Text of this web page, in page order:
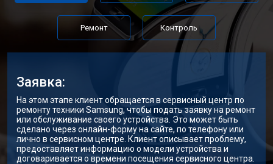
Ремонт Контроль
Заявка:
На этом этапе клиент обращается в сервисный центр по
ремонту техники Samsung, чтобы подать заявку на ремонт
или обслуживание своего устройства. Это может быть
сделано через онлайн-форму на сайте, по телефону или
лично в сервисном центре. Клиент описывает проблему,
предоставляет информацию о модели устройства и
договаривается о времени посещения сервисного центра.